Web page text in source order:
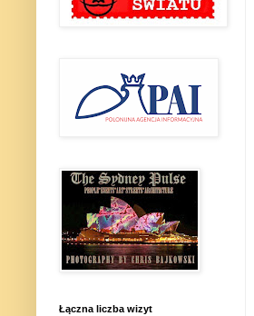
Łączna liczba wizyt